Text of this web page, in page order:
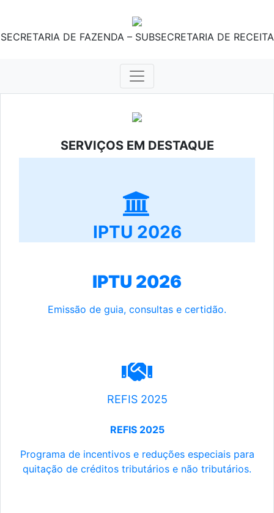
SECRETARIA DE FAZENDA – SUBSECRETARIA DE RECEITA
SERVIÇOS EM DESTAQUE
IPTU 2026
IPTU 2026
Emissão de guia, consultas e certidão.
REFIS 2025
REFIS 2025
Programa de incentivos e reduções especiais para
quitação de créditos tributários e não tributários.